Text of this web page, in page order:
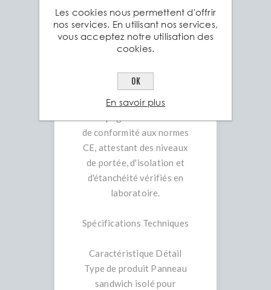
60, 80, 100 mm selon le
modèle spécifique) et de
revêtements pour s'adapter
architecturales.
• Certification Qualité :
Chaque panneau est
de conformité aux normes
CE, attestant des niveaux
de portée, d'isolation et
d'étanchéité vérifiés en
laboratoire.
Spécifications Techniques
Caractéristique Détail
Type de produit Panneau
sandwich isolé pour
Les cookies nous permettent d'offrir
nos services. En utilisant nos services,
vous acceptez notre utilisation des
cookies.
OK
En savoir plus